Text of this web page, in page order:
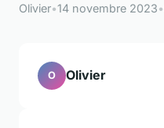
Olivier•14 novembre 2023•
O Olivier